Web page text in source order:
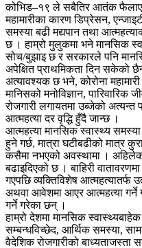
कोभिड–१९ ले सबैतिर आतंक
महामारीका कारण डिप्रेसन,
समस्या बढी मद्यपान तथा
छ । हाम्रो मुलुकमा भने मानसिक
सोच/बुझाइ छ र सरकारले पनि
अपेक्षित प्राथमिकता दिन सकेको
अत्यावश्यक छ भने, कोरोना
मानिसको मनोविज्ञान,
रोजगारी लगायतमा उब्जेको
आत्महत्या दर वृद्धि हुँदै जान्छ ।
आत्महत्या मानसिक स्वास्थ्य
हुने गर्छ, मात्रा घटीबढीको मात्र
कसैमा नभएको अवस्थामा । अहिलेको
बढाइदिएको छ । बाहिरी
गएपछि व्यक्तिविशेष आत्महत्यातर्फ
अथवा आवेशमा आएर आत्महत्या गर्ने
गर्ने गरेका छन् ।
हाम्रो देशमा मानसिक स्वास्थ्यबाहेक
सम्बन्धविच्छेद, आर्थिक समस्या,
वैदेशिक रोजगारीको बाध्यताजस्ता